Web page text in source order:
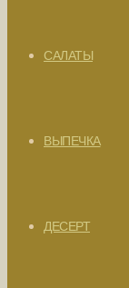
САЛАТЫ
ВЫПЕЧКА
ДЕСЕРТ